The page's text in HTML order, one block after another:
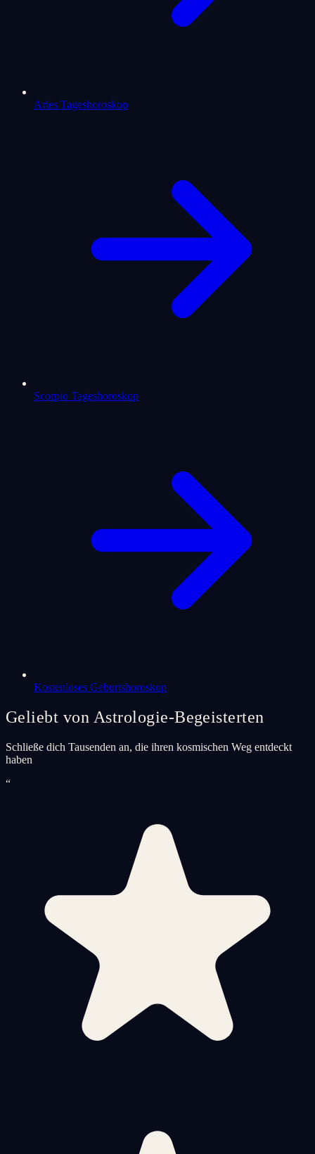
Aries Tageshoroskop
Scorpio Tageshoroskop
Kostenloses Geburtshoroskop
Geliebt von Astrologie-Begeisterten
Schließe dich Tausenden an, die ihren kosmischen Weg entdeckt
haben
“